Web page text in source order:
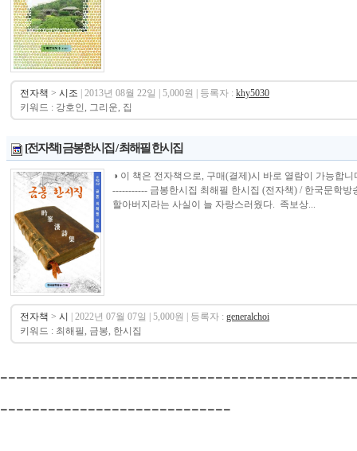
전자책 > 시조 | 2013년 08월 22일 | 5,000원 | 등록자 : khy5030
키워드 : 강호인, 그리운, 집
[전자책] 금봉한시집 / 최해필 한시집
◑ 이 책은 전자책으로, 구매(결제)시 바로 열람이 가능합
----------- 금봉한시집 최해필 한시집 (전자책) / 한국문학
할아버지라는 사실이 늘 자랑스러웠다. 족보상...
전자책 > 시 | 2022년 07월 07일 | 5,000원 | 등록자 : generalchoi
키워드 : 최해필, 금봉, 한시집
-----------------------------